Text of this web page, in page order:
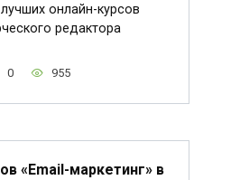
онлайн-курсов
редактора
0 955
«Email-маркетинг» в